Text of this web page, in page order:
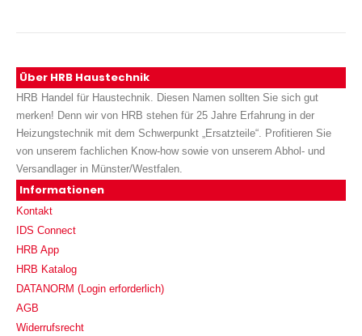
Über HRB Haustechnik
HRB Handel für Haustechnik. Diesen Namen sollten Sie sich gut
merken! Denn wir von HRB stehen für 25 Jahre Erfahrung in der
Heizungstechnik mit dem Schwerpunkt „Ersatzteile“. Profitieren Sie
von unserem fachlichen Know-how sowie von unserem Abhol- und
Versandlager in Münster/Westfalen.
Informationen
Kontakt
IDS Connect
HRB App
HRB Katalog
DATANORM (Login erforderlich)
AGB
Widerrufsrecht